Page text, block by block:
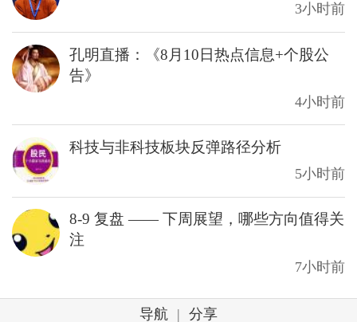
3小时前
孔明直播：《8月10日热点信息+个股公
告》
4小时前
科技与非科技板块反弹路径分析
5小时前
8-9 复盘 —— 下周展望，哪些方向值得关
注
7小时前
导航 | 分享